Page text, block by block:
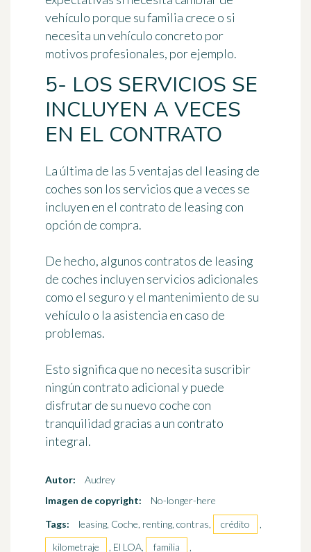
vehículo porque su familia crece o si
necesita un vehículo concreto por
motivos profesionales, por ejemplo.
5- LOS SERVICIOS SE
INCLUYEN A VECES
EN EL CONTRATO
La última de las 5 ventajas del leasing de
coches son los servicios que a veces se
incluyen en el contrato de leasing con
opción de compra.
De hecho, algunos contratos de leasing
de coches incluyen servicios adicionales
como el seguro y el mantenimiento de su
vehículo o la asistencia en caso de
problemas.
Esto significa que no necesita suscribir
ningún contrato adicional y puede
disfrutar de su nuevo coche con
tranquilidad gracias a un contrato
integral.
Autor:
Audrey
Imagen de copyright:
No-longer-here
Tags:
leasing, Coche, renting, contras, crédito
,
kilometraje
, El LOA, familia ,